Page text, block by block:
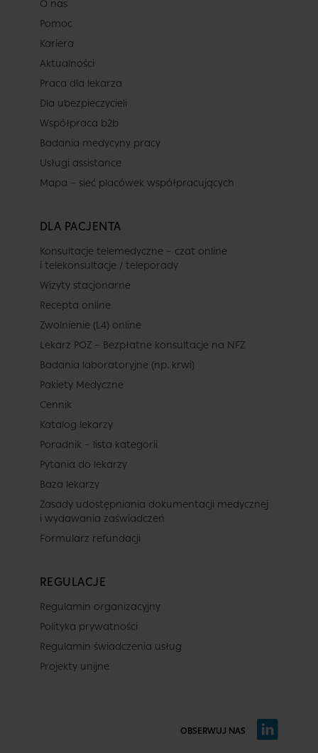
O nas
Pomoc
Kariera
Aktualności
Praca dla lekarza
Dla ubezpieczycieli
Współpraca b2b
Badania medycyny pracy
Usługi assistance
Mapa – sieć placówek współpracujących
DLA PACJENTA
Konsultacje telemedyczne – czat online
i telekonsultacje / teleporady
Wizyty stacjonarne
Recepta online
Zwolnienie (L4) online
Lekarz POZ – Bezpłatne konsultacje na NFZ
Badania laboratoryjne (np. krwi)
Pakiety Medyczne
Cennik
Katalog lekarzy
Poradnik – lista kategorii
Pytania do lekarzy
Baza lekarzy
Zasady udostępniania dokumentacji medycznej
i wydawania zaświadczeń
Formularz refundacji
REGULACJE
Regulamin organizacyjny
Polityka prywatności
Regulamin świadczenia usług
Projekty unijne
OBSERWUJ NAS